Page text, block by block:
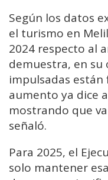
Según los datos
el turismo en
2024 respecto al
demuestra, en su
impulsadas están
aumento ya dice
mostrando que
señaló.
Para 2025, el
solo mantener